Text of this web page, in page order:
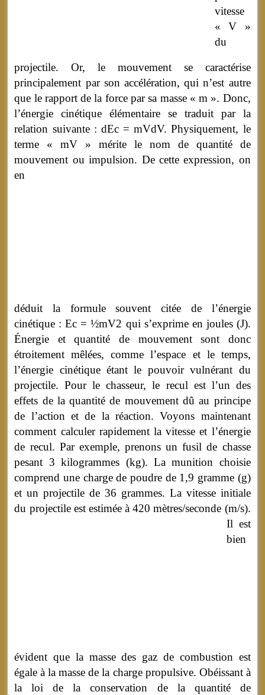
vitesse
« V »
du
projectile. Or, le mouvement se caractérise
principalement par son accélération, qui n’est autre
que le rapport de la force par sa masse « m ». Donc,
l’énergie cinétique élémentaire se traduit par la
relation suivante : dEc = mVdV. Physiquement, le
terme « mV » mérite le nom de quantité de
mouvement ou impulsion. De cette expression, on
en
déduit la formule souvent citée de l’énergie
cinétique : Ec = ½mV2 qui s’exprime en joules (J).
Énergie et quantité de mouvement sont donc
étroitement mêlées, comme l’espace et le temps,
l’énergie cinétique étant le pouvoir vulnérant du
projectile. Pour le chasseur, le recul est l’un des
effets de la quantité de mouvement dû au principe
de l’action et de la réaction. Voyons maintenant
comment calculer rapidement la vitesse et l’énergie
de recul. Par exemple, prenons un fusil de chasse
pesant 3 kilogrammes (kg). La munition choisie
comprend une charge de poudre de 1,9 gramme (g)
et un projectile de 36 grammes. La vitesse initiale
du projectile est estimée à 420 mètres/seconde (m/s).
Il est
bien
évident que la masse des gaz de combustion est
égale à la masse de la charge propulsive. Obéissant à
la loi de la conservation de la quantité de